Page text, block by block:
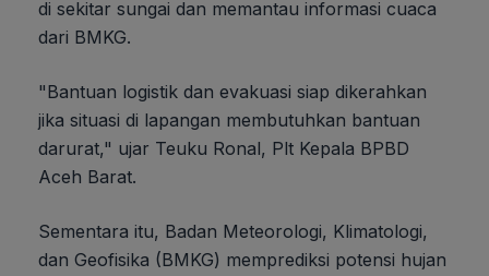
di sekitar sungai dan memantau informasi cuaca
dari BMKG.
"Bantuan logistik dan evakuasi siap dikerahkan
jika situasi di lapangan membutuhkan bantuan
darurat," ujar Teuku Ronal, Plt Kepala BPBD
Aceh Barat.
Sementara itu, Badan Meteorologi, Klimatologi,
dan Geofisika (BMKG) memprediksi potensi hujan